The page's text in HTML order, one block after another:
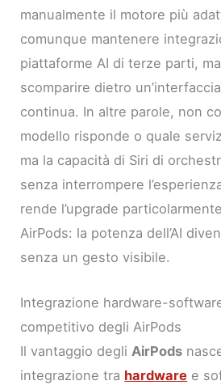
manualmente il motore più
comunque mantenere
piattaforme AI di terze parti,
scomparire dietro
continua. In altre parole, non
modello risponde o quale
ma la capacità di Siri di
senza interrompere
rende l’upgrade
AirPods: la potenza dell’AI
senza un gesto visibile.
Integrazione hardware-
competitivo degli AirPods
Il vantaggio degliAirPods
integrazione tra hardware e